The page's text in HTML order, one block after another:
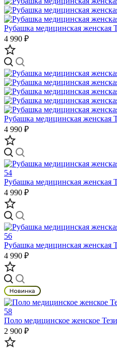
Рубашка медицинская женская
4 990 ₽
Рубашка медицинская женская
4 990 ₽
Рубашка медицинская женская
4 990 ₽
Рубашка медицинская женская
4 990 ₽
Поло медицинское женское
2 900 ₽